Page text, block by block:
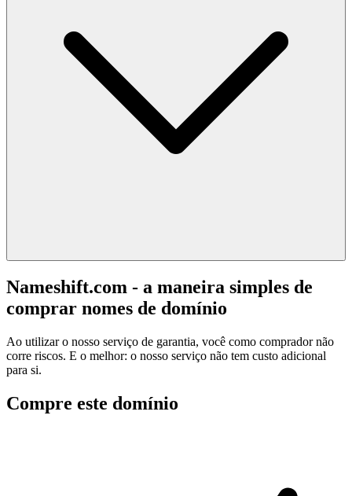
Nameshift.com - a maneira simples de
comprar nomes de domínio
Ao utilizar o nosso serviço de garantia, você como comprador não
corre riscos. E o melhor: o nosso serviço não tem custo adicional
para si.
Compre este domínio